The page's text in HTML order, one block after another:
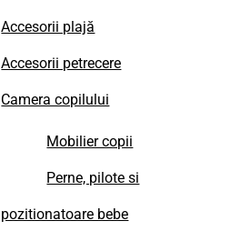
Accesorii plajă
Accesorii petrecere
Camera copilului
Mobilier copii
Perne, pilote si
pozitionatoare bebe